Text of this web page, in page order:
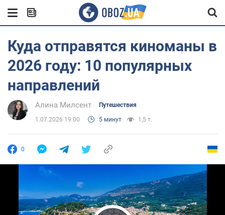
Куда отправятся киноманы в
2026 году: 10 популярных
направлений
Алина Милсент Путешествия
1.07.2026 19:00 5 минут 1,5 т.
0